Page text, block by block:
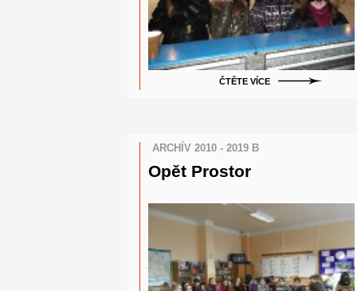
ČTĚTE VÍCE
ARCHÍV 2010 - 2019 B
Opět Prostor